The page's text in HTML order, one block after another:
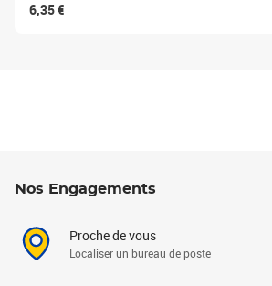
6,35 €
Nos Engagements
Proche de vous
Localiser un bureau de poste